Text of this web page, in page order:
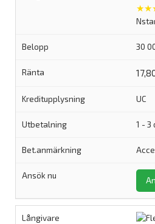
30
UC
1 - 3